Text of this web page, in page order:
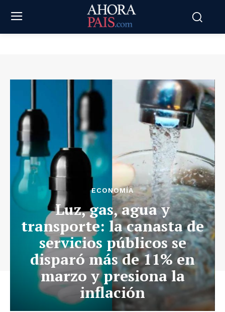
ECONOMÍA
Luz, gas, agua y
transporte: la canasta de
servicios públicos se
disparó más de 11% en
marzo y presiona la
inflación